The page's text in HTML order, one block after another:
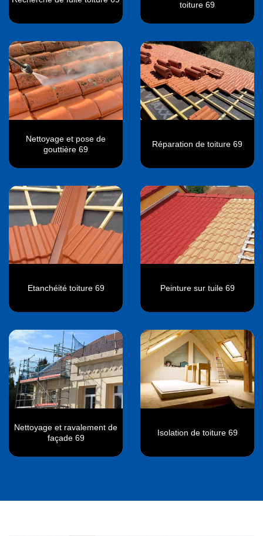
toiture 69
Nettoyage et pose de
gouttière 69
Réparation de toiture 69
Etanchéité toiture 69 Peinture sur tuile 69
Nettoyage et ravalement de
façade 69
Isolation de toiture 69